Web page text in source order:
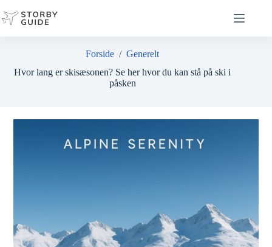
til
indhold
Forside /Generelt
Hvor lang er skisæsonen? Se her hvor du kan stå på ski i
påsken